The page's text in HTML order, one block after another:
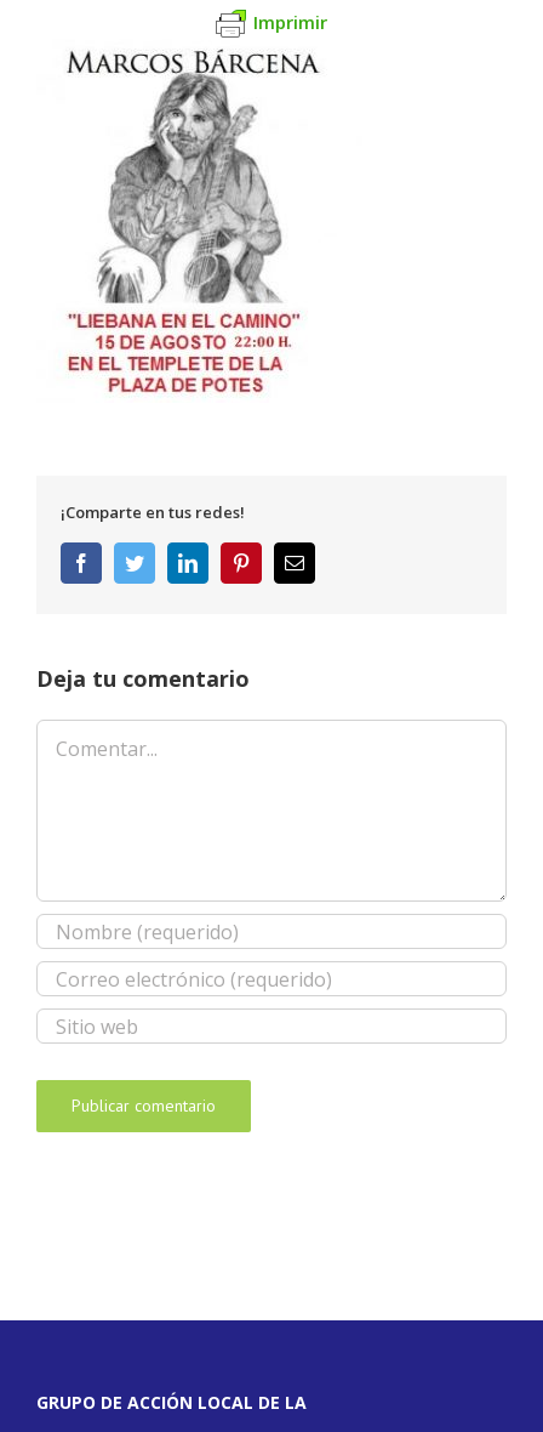
Imprimir
¡Comparte en tus redes!
FacebookTwitterLinkedInPinterestCorreo
electrónico
Deja tu comentario
Comentar
GRUPO DE ACCIÓN LOCAL DE LA